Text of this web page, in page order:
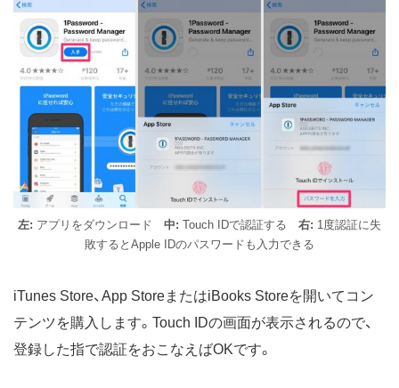
左: アプリをダウンロード 中: Touch IDで認証する 右: 1度認証に失
敗するとApple IDのパスワードも入力できる
iTunes Store、App StoreまたはiBooks Storeを開いてコン
テンツを購入します。Touch IDの画面が表示されるので、
登録した指で認証をおこなえばOKです。